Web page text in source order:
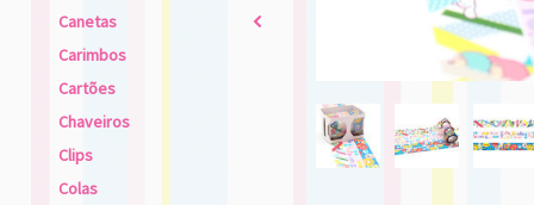
Canetas
2
Carimbos
Cartões
Chaveiros
Clips
Colas